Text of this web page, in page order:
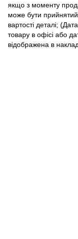
якщо з моменту
може бути
вартості деталі;
товару в офісі або
відображена в